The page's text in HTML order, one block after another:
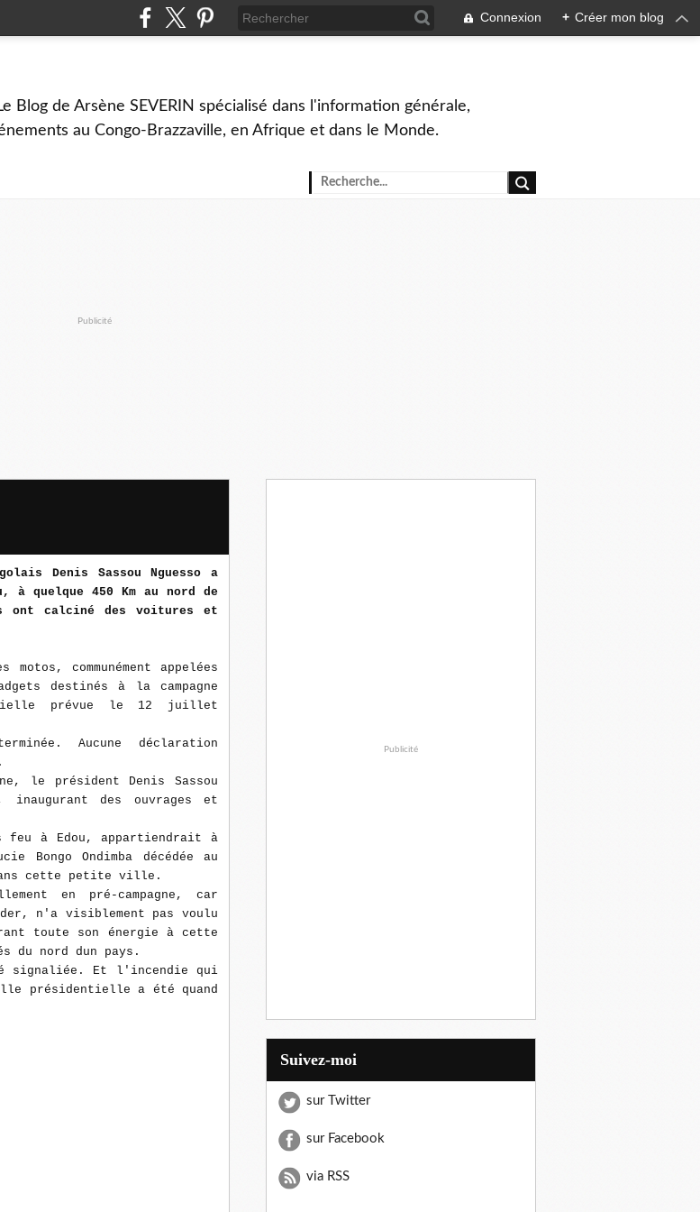
Connexion + Créer mon blog
Blog de Arsène SEVERIN spécialisé dans l'information générale,
au Congo-Brazzaville, en Afrique et dans le Monde.
Publicité
Denis Sassou Nguesso a
à quelque 450 Km au nord de
ont calciné des voitures et
communément appelées
destinés à la campagne
prévue le 12 juillet
Aucune déclaration
le président Denis Sassou
inaugurant des ouvrages et
à Edou, appartiendrait à
Bongo Ondimba décédée au
cette petite ville.
en pré-campagne, car
n'a visiblement pas voulu
toute son énergie à cette
du nord dun pays.
signaliée. Et l'incendie qui
présidentielle a été quand
Publicité
Suivez-moi
sur Twitter
sur Facebook
via RSS